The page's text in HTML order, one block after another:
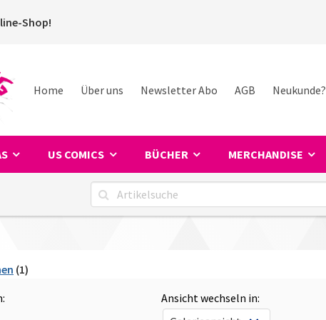
Shop!
Home Über uns Newsletter Abo AGB Neukunde?
US COMICS BÜCHER MERCHANDISE
(1)
Ansicht wechseln in: